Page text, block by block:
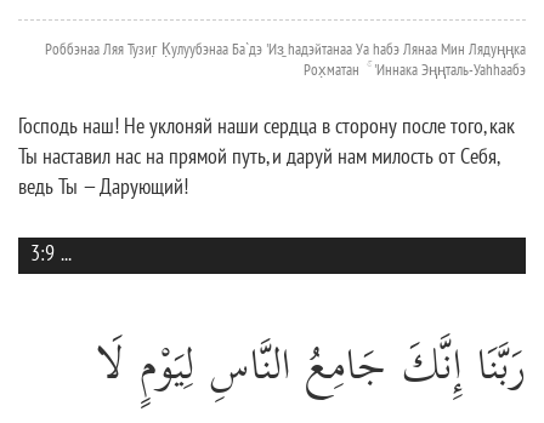
Роббэнаа Ляя Тузиг̣ К̣улуубэнаа Ба`дэ 'Из̱ hадэйтанаа Уа hабэ Лянаа Мин Лядуңңка
Рох̣матан ۚ 'Иннака Эңңталь-Уаhhаабэ
Господь наш! Не уклоняй наши сердца в сторону после того, как
Ты наставил нас на прямой путь, и даруй нам милость от Себя,
ведь Ты — Дарующий!
3:9 ...
رَبَّنَا إِنَّكَ جَامِعُ النَّاسِ لِيَوْمٍ لَا